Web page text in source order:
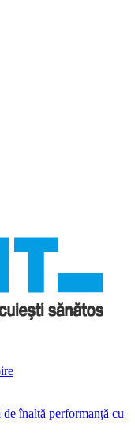
înaltă performanţă cu